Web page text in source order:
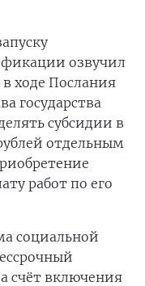
озвучил
в ходе Послания
государства
субсидии в
отдельным
работ по его
социальной
счёт включения